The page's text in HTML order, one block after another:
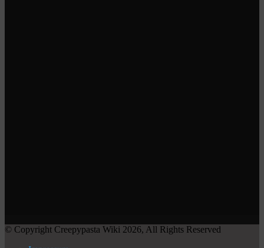
© Copyright Creepypasta Wiki 2026, All Rights Reserved